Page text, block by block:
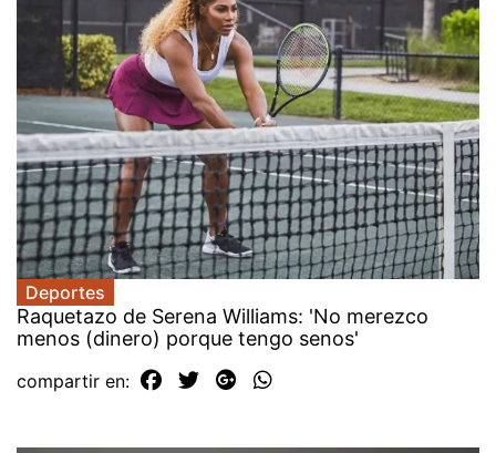
Deportes
Raquetazo de Serena Williams: 'No merezco
menos (dinero) porque tengo senos'
compartir en: